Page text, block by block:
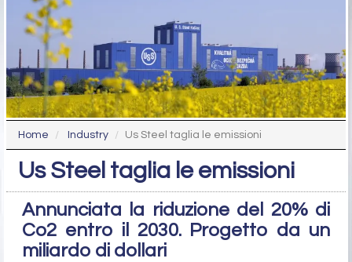
Home Industry Us Steel taglia le emissioni
Us Steel taglia le emissioni
Annunciata la riduzione del 20% di
Co2 entro il 2030. Progetto da un
miliardo di dollari